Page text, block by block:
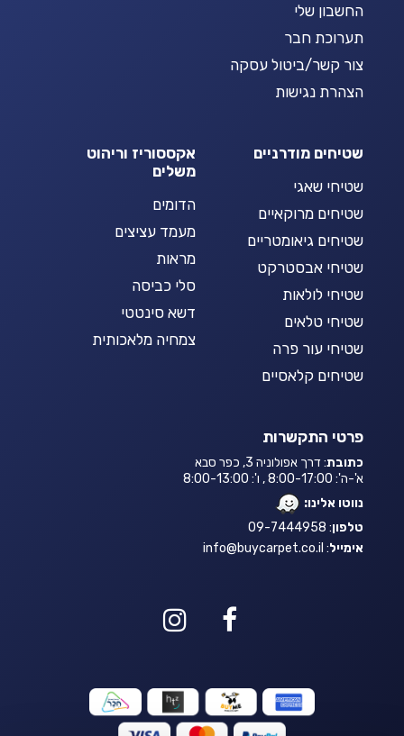
החשבון שלי
תערוכת חבר
צור קשר/ביטול עסקה
הצהרת נגישות
שטיחים מודרניים
שטיחי שאגי
שטיחים מרוקאיים
שטיחים גיאומטריים
שטיחי אבסטרקט
שטיחי לולאות
שטיחי טלאים
שטיחי עור פרה
שטיחים קלאסיים
אקססוריז וריהוט
משלים
הדומים
מעמד עציצים
מראות
סלי כביסה
דשא סינטטי
צמחיה מלאכותית
פרטי התקשרות
כתובת: דרך אפולוניה 3, כפר סבא
א'-ה': 8:00-17:00 , ו': 8:00-13:00
נווטו אלינו:
טלפון: 09-7444958
אימייל:
info@buycarpet.co.il